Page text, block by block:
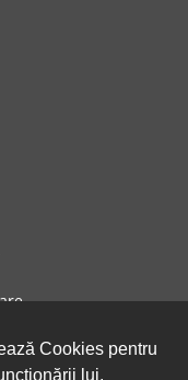
Cookies pentru
lui.